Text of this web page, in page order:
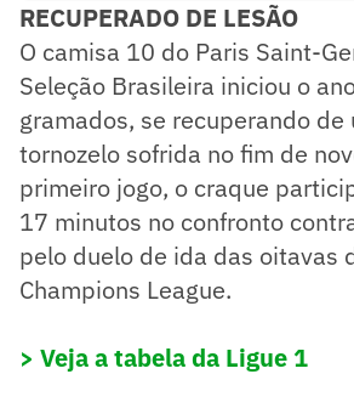
RECUPERADO DE LESÃO
O camisa 10 do Paris Saint-
Seleção Brasileira iniciou o
gramados, se recuperando de
tornozelo sofrida no fim de
primeiro jogo, o craque
17 minutos no confronto
pelo duelo de ida das oitavas
Champions League.
> Veja a tabela da Ligue 1